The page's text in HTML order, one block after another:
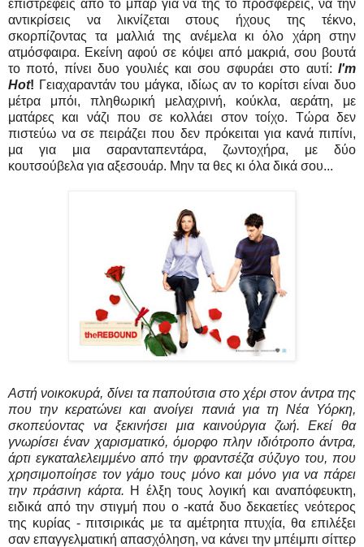
επιστρέφεις από το μπαρ για να της το προσφέρεις, να την
αντικρίσεις να λικνίζεται στους ήχους της τέκνο,
σκορπίζοντας τα μαλλιά της ανέμελα κι όλο χάρη στην
ατμόσφαιρα. Εκείνη αφού σε κόψει από μακριά, σου βουτά
το ποτό, πίνει δυο γουλιές και σου σφυράει στο αυτί: I'm
Hot! Γειαχαραντάν του μάγκα, ιδίως αν το κορίτσι είναι δυο
μέτρα μπόι, πληθωρική μελαχρινή, κούκλα, αεράτη, με
ματάρες και νάζι που σε κολλάει στον τοίχο. Τώρα δεν
πιστεύω να σε πειράζει που δεν πρόκειται για κανά πιπίνι,
μα για μια σαρανταπεντάρα, ζωντοχήρα, με δύο
κουτσούβελα για αξεσουάρ. Μην τα θες κι όλα δικά σου...
Αστή νοικοκυρά, δίνει τα παπούτσια στο χέρι στον άντρα της
που την κερατώνει και ανοίγει πανιά για τη Νέα Υόρκη,
σκοπεύοντας να ξεκινήσει μια καινούργια ζωή. Εκεί θα
γνωρίσει έναν χαρισματικό, όμορφο πλην ιδιότροπο άντρα,
άρτι εγκαταλελειμμένο από την φραντσέζα σύζυγο του, που
χρησιμοποίησε τον γάμο τους μόνο και μόνο για να πάρει
την πράσινη κάρτα. Η έλξη τους λογική και αναπόφευκτη,
ειδικά από την στιγμή που ο -κατά δυο δεκαετίες νεότερος
της κυρίας - πιτσιρικάς με τα αμέτρητα πτυχία, θα επιλέξει
σαν επαγγελματική απασχόληση, να κάνει την μπέιμπι σίττερ